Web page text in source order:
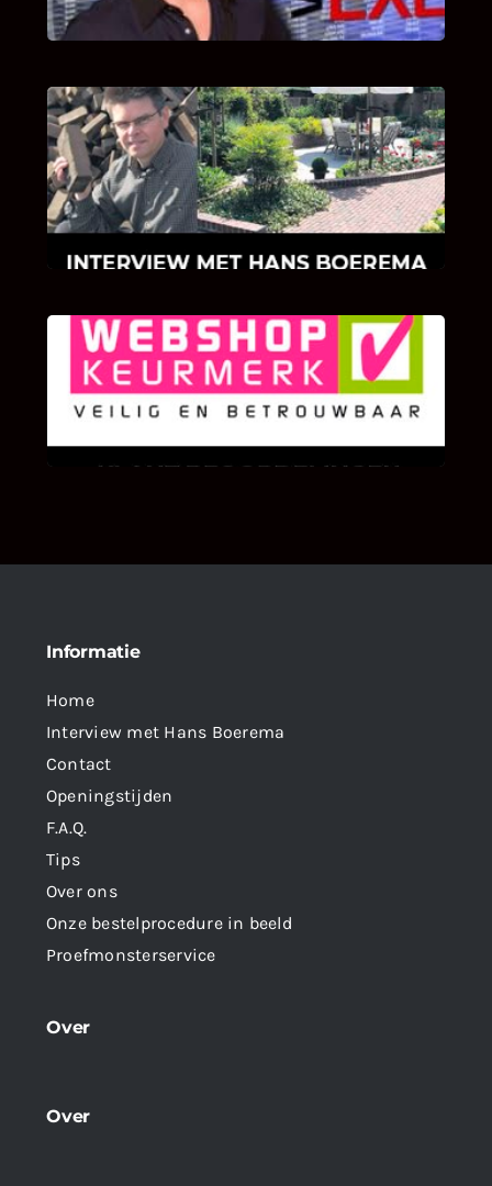
INTERVIEW MET HANS BOEREMA
Hoe Bricks and Stones ontstaan is en wat
Hans Boerema motiveert in de wereld van
klinkers en tegels!
KLANT BEOORDELINGEN
We zijn er zeer op gesteld om te weten wat u
als klant van ons en onze diensten vindt.
Informatie
Home
Interview met Hans Boerema
Contact
Openingstijden
F.A.Q.
Tips
Over ons
Onze bestelprocedure in beeld
Proefmonsterservice
Over
Over